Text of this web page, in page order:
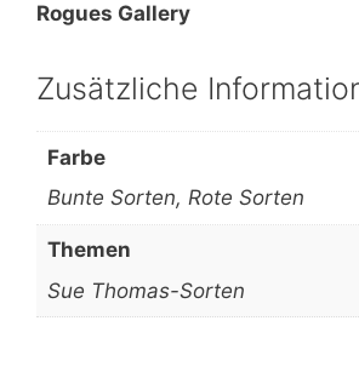
Rogues Gallery
Zusätzliche
Farbe
Bunte Sorten, Rote Sorten
Themen
Sue Thomas-Sorten